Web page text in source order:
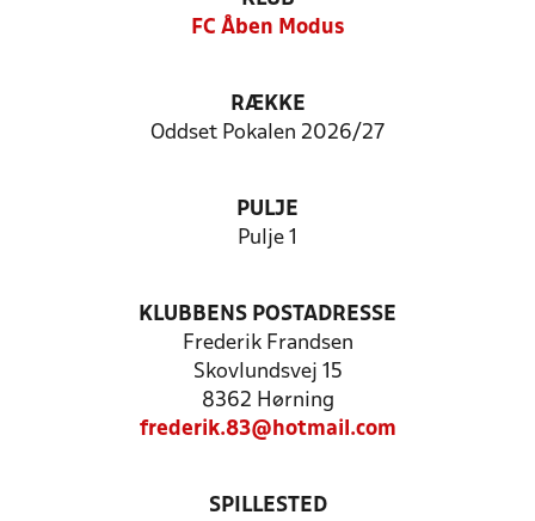
FC Åben Modus
RÆKKE
Oddset Pokalen 2026/27
PULJE
Pulje 1
KLUBBENS POSTADRESSE
Frederik Frandsen
Skovlundsvej 15
8362 Hørning
frederik.83@hotmail.com
SPILLESTED